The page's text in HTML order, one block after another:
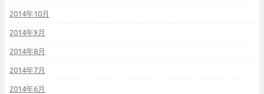
2014年10月
2014年9月
2014年8月
2014年7月
2014年6月